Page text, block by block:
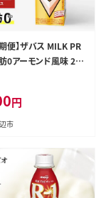
便】ザバス MILK PR
0アーモンド風味 20
円
市